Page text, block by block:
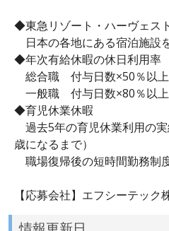
◆東急リゾート・ハーヴェス
日本の各地にある宿泊施設
◆年次有給休暇の休日利用率
総合職 付与日数×50％以上
一般職 付与日数×80％以上
◆育児休業休暇
過去5年の育児休業利用の
歳になるまで）
職場復帰後の短時間勤務制
【応募会社】エフシーテック